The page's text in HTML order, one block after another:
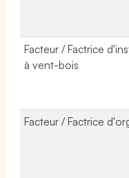
Facteur / Factrice
à vent-bois
Facteur / Factrice